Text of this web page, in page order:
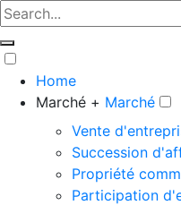
Home
Marché + Marché
Vente
Succession
Propriété
Participation